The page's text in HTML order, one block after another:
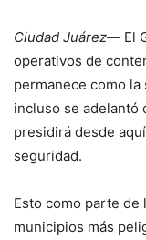
Ciudad Juárez— El
operativos de
permanece como
incluso se adelantó
presidirá desde
seguridad.
Esto como parte de
municipios más